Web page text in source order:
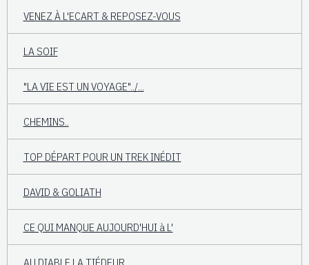
VENEZ À L'ECART & REPOSEZ-VOUS
LA SOIF
"LA VIE EST UN VOYAGE"../...
CHEMINS..
TOP DÉPART POUR UN TREK INÉDIT
DAVID & GOLIATH
CE QUI MANQUE AUJOURD'HUI à L'
AU DIABLE LA TIÉDEUR..